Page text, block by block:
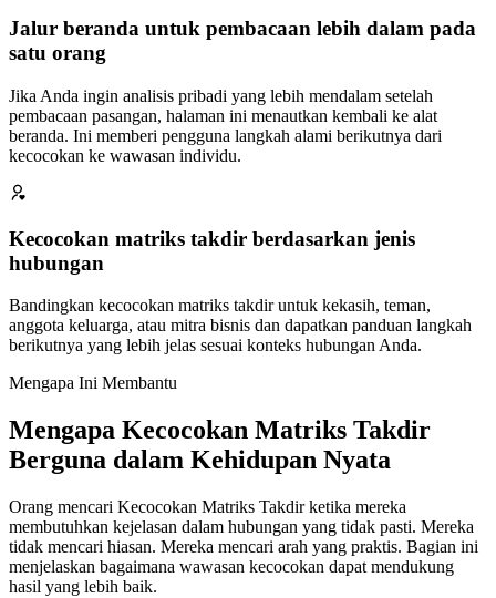
Jalur beranda untuk pembacaan lebih dalam pada
satu orang
Jika Anda ingin analisis pribadi yang lebih mendalam setelah
pembacaan pasangan, halaman ini menautkan kembali ke alat
beranda. Ini memberi pengguna langkah alami berikutnya dari
kecocokan ke wawasan individu.
Kecocokan matriks takdir berdasarkan jenis
hubungan
Bandingkan kecocokan matriks takdir untuk kekasih, teman,
anggota keluarga, atau mitra bisnis dan dapatkan panduan langkah
berikutnya yang lebih jelas sesuai konteks hubungan Anda.
Mengapa Ini Membantu
Mengapa Kecocokan Matriks Takdir
Berguna dalam Kehidupan Nyata
Orang mencari Kecocokan Matriks Takdir ketika mereka
membutuhkan kejelasan dalam hubungan yang tidak pasti. Mereka
tidak mencari hiasan. Mereka mencari arah yang praktis. Bagian ini
menjelaskan bagaimana wawasan kecocokan dapat mendukung
hasil yang lebih baik.